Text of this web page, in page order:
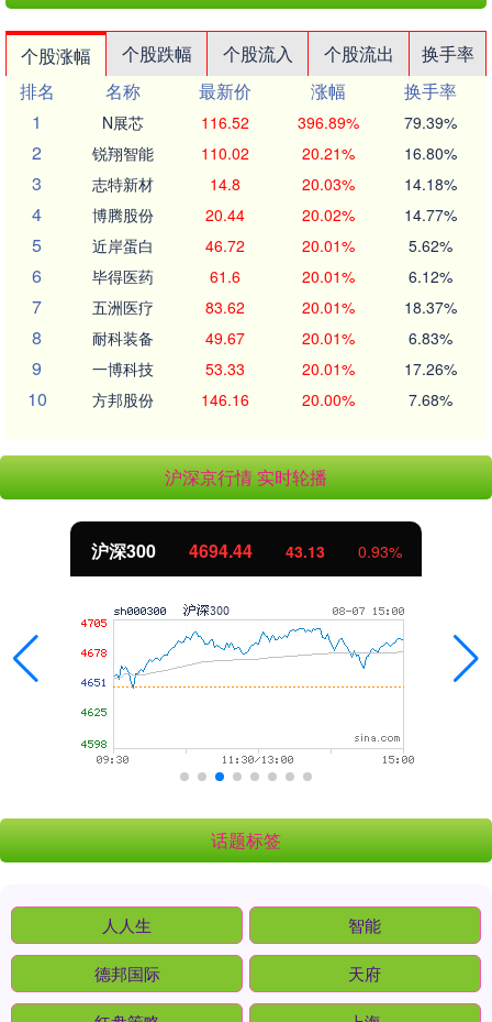
个股涨幅 个股跌幅 个股流入 个股流出
换手率
排名
名称 最新价 涨幅
换手率
1
N展芯 116.52 396.89% 79.39%
2 锐翔智能 110.02 20.21% 16.80%
3 志特新材 14.8 20.03% 14.18%
4 博腾股份 20.44 20.02% 14.77%
5 近岸蛋白 46.72 20.01% 5.62%
6 毕得医药 61.6 20.01% 6.12%
7 五洲医疗 83.62 20.01% 18.37%
8 耐科装备 49.67 20.01% 6.83%
9 一博科技 53.33 20.01% 17.26%
10 方邦股份 146.16 20.00% 7.68%
沪深京行情 实时轮播
北证50 1134.24 11.37 1.01%
话题标签
人人生 智能
德邦国际 天府